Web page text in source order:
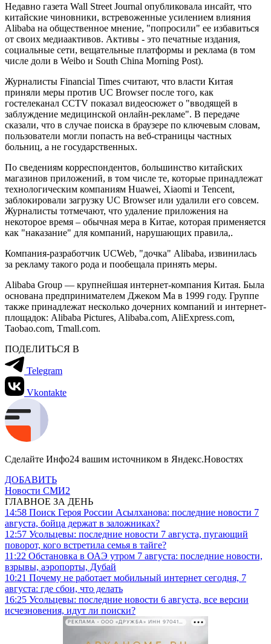
Недавно газета Wall Street Journal опубликовала инсайт, что
китайские чиновники, встревоженные усилением влияния
Alibaba на общественное мнение, "попросили" ее избавиться
от своих медиаактивов. Активы - это печатные издания,
социальные сети, вещательные платформы и реклама (в том
числе доли в Weibo и South China Morning Post).
Журналисты Financial Times считают, что власти Китая
приняли меры против UC Browser после того, как
гостелеканал CCTV показал видеосюжет о "вводящей в
заблуждение медицинской онлайн-рекламе". В передаче
сказали, что в случае поиска в браузере по ключевым словам,
пользователи могли попасть на веб-страницы частных
больниц, а не государственных.
По сведениям корреспондентов, большинство китайских
магазинов приложений, в том числе те, которые принадлежат
технологическим компаниям Huawei, Xiaomi и Tencent,
заблокировали загрузку UC Browser или удалили его совсем.
Журналисты тотмечают, что удаление приложения на
некоторое время – обычная мера в Китае, которая применяется
как "наказание" для компаний, нарушающих правила,.
Компания-разработчик UCWeb, "дочка" Alibaba, извинилась
за рекламу такого рода и пообещала принять меры.
Alibaba Group — крупнейшая интернет-компания Китая. Была
основана предпринимателем Джеком Ма в 1999 году. Группе
также принадлежат несколько дочерних компаний и интернет-
площадок: Alibaba Pictures, Alibaba.com, AliExpress.com,
Taobao.com, Tmall.com.
ПОДЕЛИТЬСЯ В
Telegram
Vkontakte
Сделайте Инфо24 вашим источником в Яндекс.Новостях
ДОБАВИТЬ
Новости СМИ2
ГЛАВНОЕ ЗА ДЕНЬ
14:58 Поиск Героя России Асылханова: последние новости 7
августа, бойца держат в заложниках?
12:57 Усольцевы: последние новости 7 августа, пугающий
поворот, кого встретила семья в тайге?
11:22 Обстановка в ОАЭ утром 7 августа: последние новости,
взрывы, аэропорты, Дубай
10:21 Почему не работает мобильный интернет сегодня, 7
августа: где сбои, что делать
16:25 Усольцевы: последние новости 6 августа, все версии
исчезновения, идут ли поиски?
РЕКЛАМА • ООО «ДРУЖБА» ИНН 9704146411